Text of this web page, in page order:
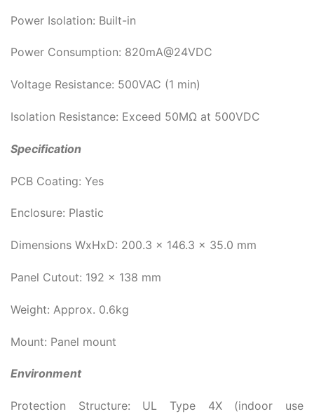
Power Isolation: Built-in
Power Consumption: 820mA@24VDC
Voltage Resistance: 500VAC (1 min)
Isolation Resistance: Exceed 50MΩ at 500VDC
Specification
PCB Coating: Yes
Enclosure: Plastic
Dimensions WxHxD: 200.3 x 146.3 x 35.0 mm
Panel Cutout: 192 x 138 mm
Weight: Approx. 0.6kg
Mount: Panel mount
Environment
Protection Structure: UL Type 4X (indoor use